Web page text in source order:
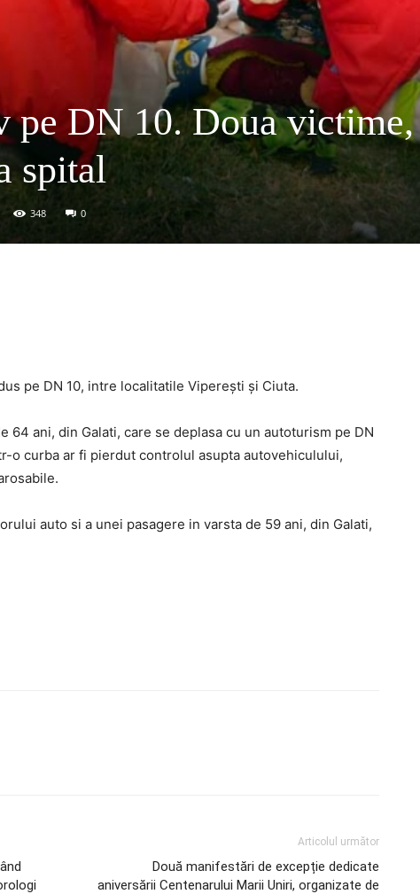
pe DN 10. Doua victime,
spital
348 0
pe DN 10, intre localitatile Vipereşti şi Ciuta.
64 ani, din Galati, care se deplasa cu un autoturism pe DN
o curba ar fi pierdut controlul asupta autovehiculului,
auto si a unei pasagere in varsta de 59 ani, din Galati,
Articolul următor
Două manifestări de excepție dedicate
aniversării Centenarului Marii Uniri, organizate de